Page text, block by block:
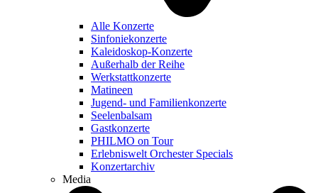
Alle Konzerte
Sinfoniekonzerte
Kaleidoskop-Konzerte
Außerhalb der Reihe
Werkstattkonzerte
Matineen
Jugend- und Familienkonzerte
Seelenbalsam
Gastkonzerte
PHILMO on Tour
Erlebniswelt Orchester Specials
Konzertarchiv
Media